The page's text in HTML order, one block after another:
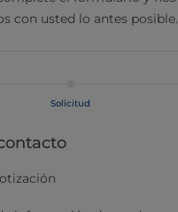
con usted lo antes posible.
Solicitud